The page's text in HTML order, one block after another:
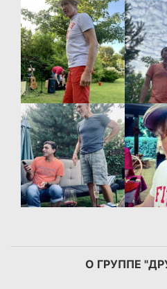
О ГРУППЕ